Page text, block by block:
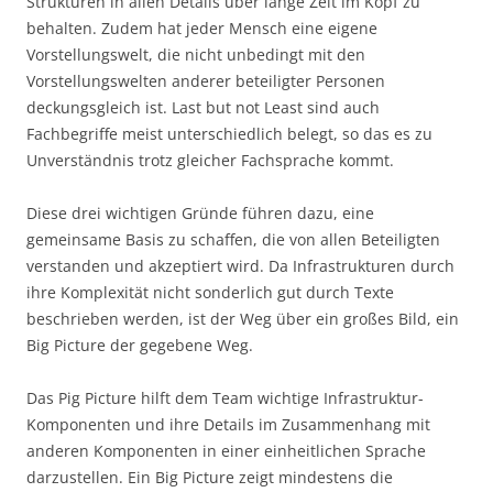
behalten. Zudem hat jeder Mensch eine eigene
Vorstellungswelt, die nicht unbedingt mit den
Vorstellungswelten anderer beteiligter Personen
deckungsgleich ist. Last but not Least sind auch
Fachbegriffe meist unterschiedlich belegt, so das es zu
Unverständnis trotz gleicher Fachsprache kommt.
Diese drei wichtigen Gründe führen dazu, eine
gemeinsame Basis zu schaffen, die von allen Beteiligten
verstanden und akzeptiert wird. Da Infrastrukturen durch
ihre Komplexität nicht sonderlich gut durch Texte
beschrieben werden, ist der Weg über ein großes Bild, ein
Big Picture der gegebene Weg.
Das Pig Picture hilft dem Team wichtige Infrastruktur-
Komponenten und ihre Details im Zusammenhang mit
anderen Komponenten in einer einheitlichen Sprache
darzustellen. Ein Big Picture zeigt mindestens die